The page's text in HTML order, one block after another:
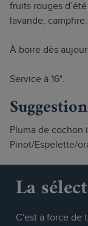
fruits rouges
lavande, camphre.
À boire dès
Service à 16°.
Pluma de
Pinot/Espelette/
La
C'est à force de